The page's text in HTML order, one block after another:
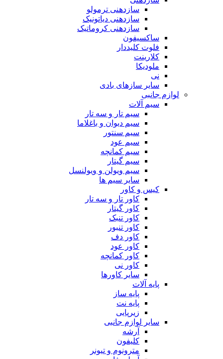
سازدهنی ترمولو
سازدهنی دیاتونیک
سازدهنی کروماتیک
ساکسیفون
فلوت کلیددار
کلارینت
ملودیکا
نی
سایر سازهای بادی
لوازم جانبی
سیم آلات
سیم تار و سه تار
سیم دیوان و باغلاما
سیم سنتور
سیم عود
سیم کمانچه
سیم گیتار
سیم ویولن و ویولنسل
سایر سیم ها
کیس و کاور
کاور تار و سه تار
کاور گیتار
کاور تنبک
کاور تنبور
کاور دف
کاور عود
کاور کمانچه
کاور نی
سایر کاورها
پایه آلات
پایه ساز
پایه نت
زیرپایی
سایر لوازم جانبی
آرشه
کلیفون
مترونوم و تیونر